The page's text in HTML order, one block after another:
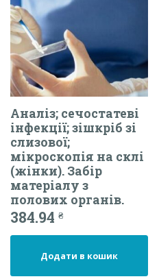
Аналіз; сечостатеві
інфекції; зішкріб зі
слизової;
мікроскопія на склі
(жінки). Забір
матеріалу з
полових органів.
384.94 ₴
Додати в кошик